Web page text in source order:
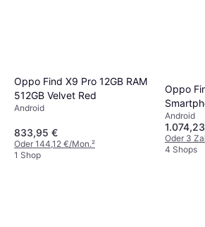
Oppo Find X9 Pro 12GB RAM
512GB Velvet Red
Android
833,95 €
Oder 144,12 €/Mon.²
1 Shop
Oppo
Android
Oder 3
4 Shops